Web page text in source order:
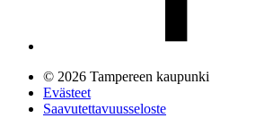
© 2026 Tampereen kaupunki
Evästeet
Saavutettavuusseloste